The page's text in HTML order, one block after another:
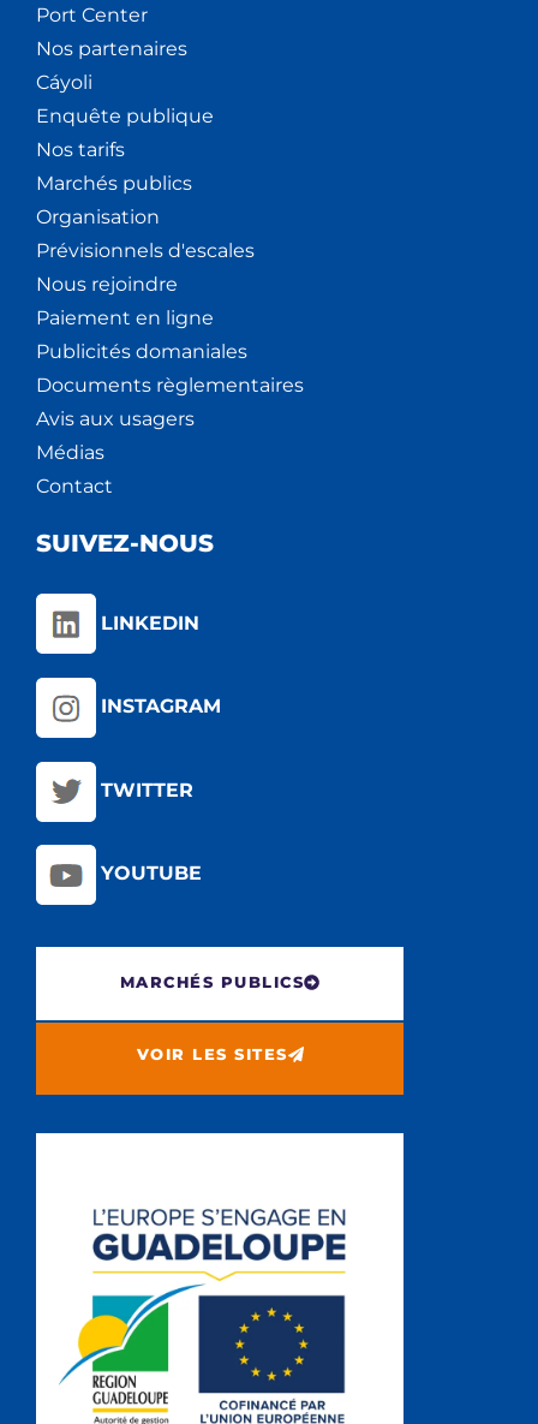
Port Center
Nos partenaires
Cáyoli
Enquête publique
Nos tarifs
Marchés publics
Organisation
Prévisionnels d'escales
Nous rejoindre
Paiement en ligne
Publicités domaniales
Documents règlementaires
Avis aux usagers
Médias
Contact
SUIVEZ-NOUS
LINKEDIN
INSTAGRAM
TWITTER
YOUTUBE
MARCHÉS PUBLICS
VOIR LES SITES